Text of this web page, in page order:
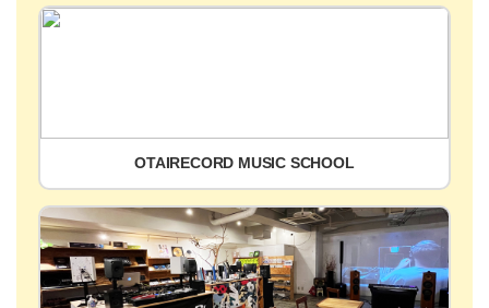
OTAIRECORD MUSIC SCHOOL